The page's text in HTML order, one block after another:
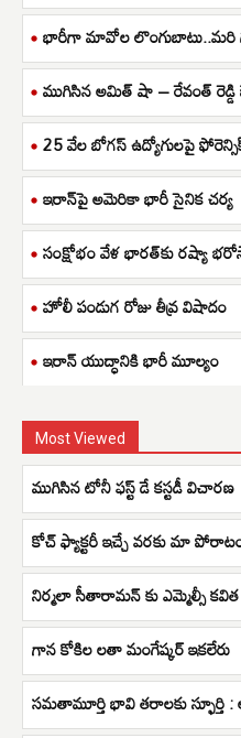
భారీగా మావోల లొంగుబాటు..మరి
ముగిసిన అమిత్ షా – రేవంత్
25 వేల బోగస్ ఉద్యోగులపై
ఇరాన్‌పై అమెరికా భారీ సైనిక చర్య
సంక్షోభం వేళ భారత్‌కు రష్యా
హోలీ పండుగ రోజు తీవ్ర విషాదం
ఇరాన్ యుద్ధానికి భారీ మూల్యం
Most Viewed
ముగిసిన టోనీ ఫస్ట్ డే కస్టడీ విచారణ
కోచ్ ఫ్యాక్టరీ ఇచ్చే వరకు మా
నిర్మలా సీతారామన్ కు ఎమ్మెల్సీ కవిత
గాన కోకిల లతా మంగేష్కర్ ఇకలేరు
సమతామూర్తి భావి తరాలకు